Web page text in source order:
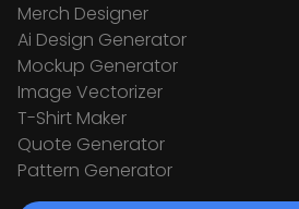
Merch Designer
Ai Design Generator
Mockup Generator
Image Vectorizer
T-Shirt Maker
Quote Generator
Pattern Generator